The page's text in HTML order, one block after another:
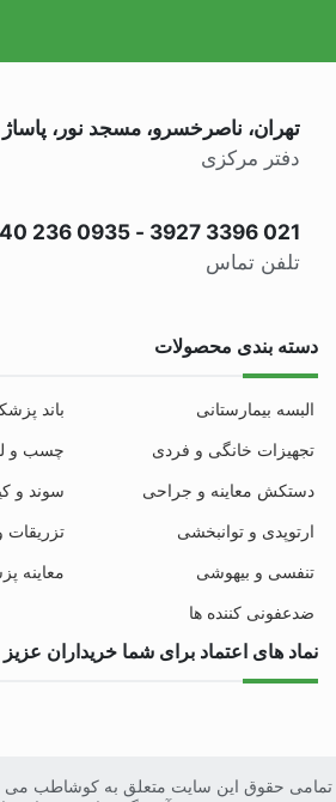
تهران، ناصرخسرو، مسجد نور، پاساژ
دفتر مرکزی
021 3396 3927
-
0935 236 8340
تلفن تماس
دسته بندی محصولات
البسه بیمارستانی
باند
تجهیزات خانگی و فردی
چسب و
دستکش معاینه و جراحی
سوند و
ارتوپدی و توانبخشی
تزریقات
تنفسی و بیهوشی
معاینه
ضدعفونی کننده ها
نماد های اعتماد برای شما خریداران عزیز
تمامی حقوق این سایت متعلق به کوشاطب می